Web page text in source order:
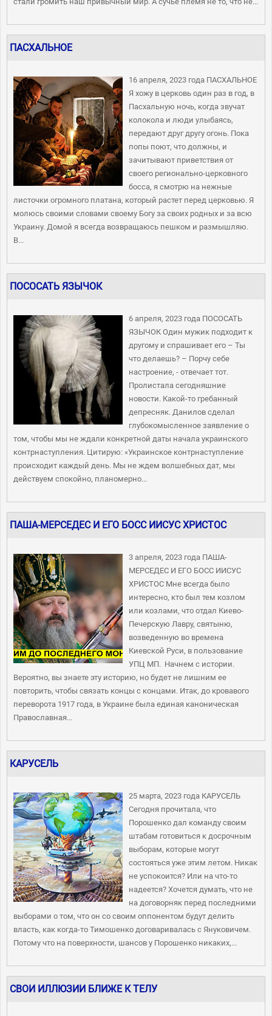
ПАСХАЛЬНОЕ
16 апреля, 2023 года ПАСХАЛЬНОЕ
Я хожу в церковь один раз в год, в
Пасхальную ночь, когда звучат
колокола и люди улыбаясь,
передают друг другу огонь. Пока
попы поют, что должны, и
зачитывают приветствия от
своего регионально-церковного
босса, я смотрю на нежные
листочки огромного платана, который растет перед церковью. Я
молюсь своими словами своему Богу за своих родных и за всю
Украину. Домой я всегда возвращаюсь пешком и размышляю.
В...
ПОСОСАТЬ ЯЗЫЧОК
6 апреля, 2023 года ПОСОСАТЬ
ЯЗЫЧОК Один мужик подходит к
другому и спрашивает его – Ты
что делаешь? – Порчу себе
настроение, - отвечает тот.
Пролистала сегодняшние
новости. Какой-то гребанный
депресняк. Данилов сделал
глубокомысленное заявление о
том, чтобы мы не ждали конкретной даты начала украинского
контрнаступления. Цитирую: «Украинское контрнаступление
происходит каждый день. Мы не ждем волшебных дат, мы
действуем спокойно, планомерно...
ПАША-МЕРСЕДЕС И ЕГО БОСС ИИСУС ХРИСТОС
3 апреля, 2023 года ПАША-
МЕРСЕДЕС И ЕГО БОСС ИИСУС
ХРИСТОС Мне всегда было
интересно, кто был тем козлом
или козлами, что отдал Киево-
Печерскую Лавру, святыню,
возведенную во времена
Киевской Руси, в пользование
УПЦ МП. Начнем с истории.
Вероятно, вы знаете эту историю, но будет не лишним ее
повторить, чтобы связать концы с концами. Итак, до кровавого
переворота 1917 года, в Украине была единая каноническая
Православная...
КАРУСЕЛЬ
25 марта, 2023 года КАРУСЕЛЬ
Сегодня прочитала, что
Порошенко дал команду своим
штабам готовиться к досрочным
выборам, которые могут
состояться уже этим летом. Никак
не успокоится? Или на что-то
надеется? Хочется думать, что не
на договорняк перед последними
выборами о том, что он со своим оппонентом будут делить
власть, как когда-то Тимошенко договаривалась с Януковичем.
Потому что на поверхности, шансов у Порошенко никаких,...
СВОИ ИЛЛЮЗИИ БЛИЖЕ К ТЕЛУ